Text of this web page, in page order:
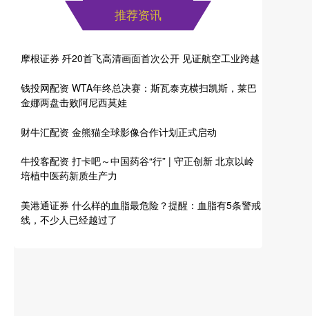
推荐资讯
摩根证券 歼20首飞高清画面首次公开 见证航空工业跨越
钱投网配资 WTA年终总决赛：斯瓦泰克横扫凯斯，莱巴
金娜两盘击败阿尼西莫娃
财牛汇配资 金熊猫全球影像合作计划正式启动
牛投客配资 打卡吧～中国药谷“行” | 守正创新 北京以岭
培植中医药新质生产力
美港通证券 什么样的血脂最危险？提醒：血脂有5条警戒
线，不少人已经越过了